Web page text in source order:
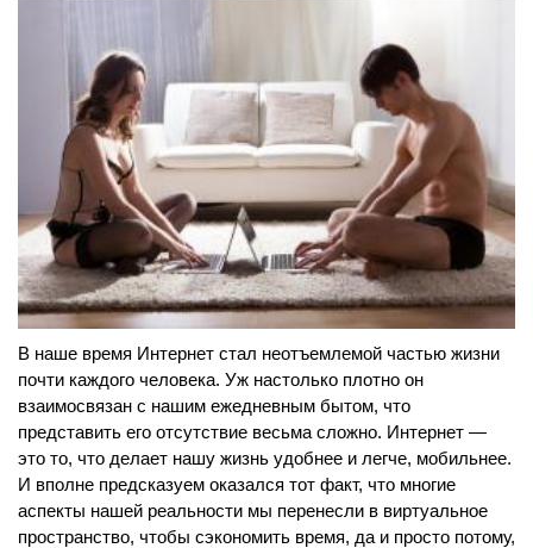
В наше время Интернет стал неотъемлемой частью жизни
почти каждого человека. Уж настолько плотно он
взаимосвязан с нашим ежедневным бытом, что
представить его отсутствие весьма сложно. Интернет —
это то, что делает нашу жизнь удобнее и легче, мобильнее.
И вполне предсказуем оказался тот факт, что многие
аспекты нашей реальности мы перенесли в виртуальное
пространство, чтобы сэкономить время, да и просто потому,